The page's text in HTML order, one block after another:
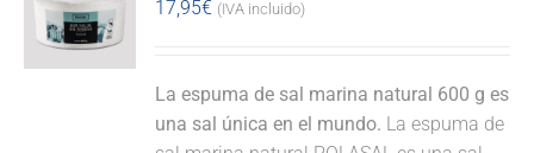
17,95€ (IVA incluido)
La espuma de sal marina natural 600 g es
una sal única en el mundo. La espuma de